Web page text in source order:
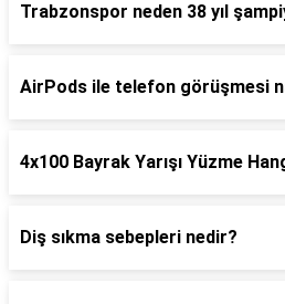
Trabzonspor neden 38 yıl
AirPods ile telefon görüşmesi
4x100 Bayrak Yarışı Yüzme
Diş sıkma sebepleri nedir?